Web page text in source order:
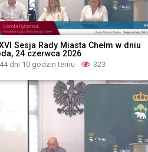
Sesja Rady Miasta Chełm w dniu
24 czerwca 2026
44 dni 10 godzin temu 323